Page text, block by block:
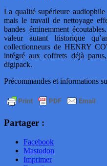
La qualité supérieure audiophile
mais le travail de nettoyage
bandes éminemment
valeur autant historique
collectionneurs de HENRY
intégré aux coffrets déjà
digipack.
Précommandes et informations
Partager :
Facebook
Mastodon
Imprimer